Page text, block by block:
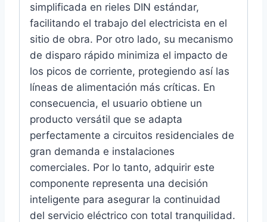
simplificada en rieles DIN estándar,
facilitando el trabajo del electricista en el
sitio de obra. Por otro lado, su mecanismo
de disparo rápido minimiza el impacto de
los picos de corriente, protegiendo así las
líneas de alimentación más críticas. En
consecuencia, el usuario obtiene un
producto versátil que se adapta
perfectamente a circuitos residenciales de
gran demanda e instalaciones
comerciales. Por lo tanto, adquirir este
componente representa una decisión
inteligente para asegurar la continuidad
del servicio eléctrico con total tranquilidad.